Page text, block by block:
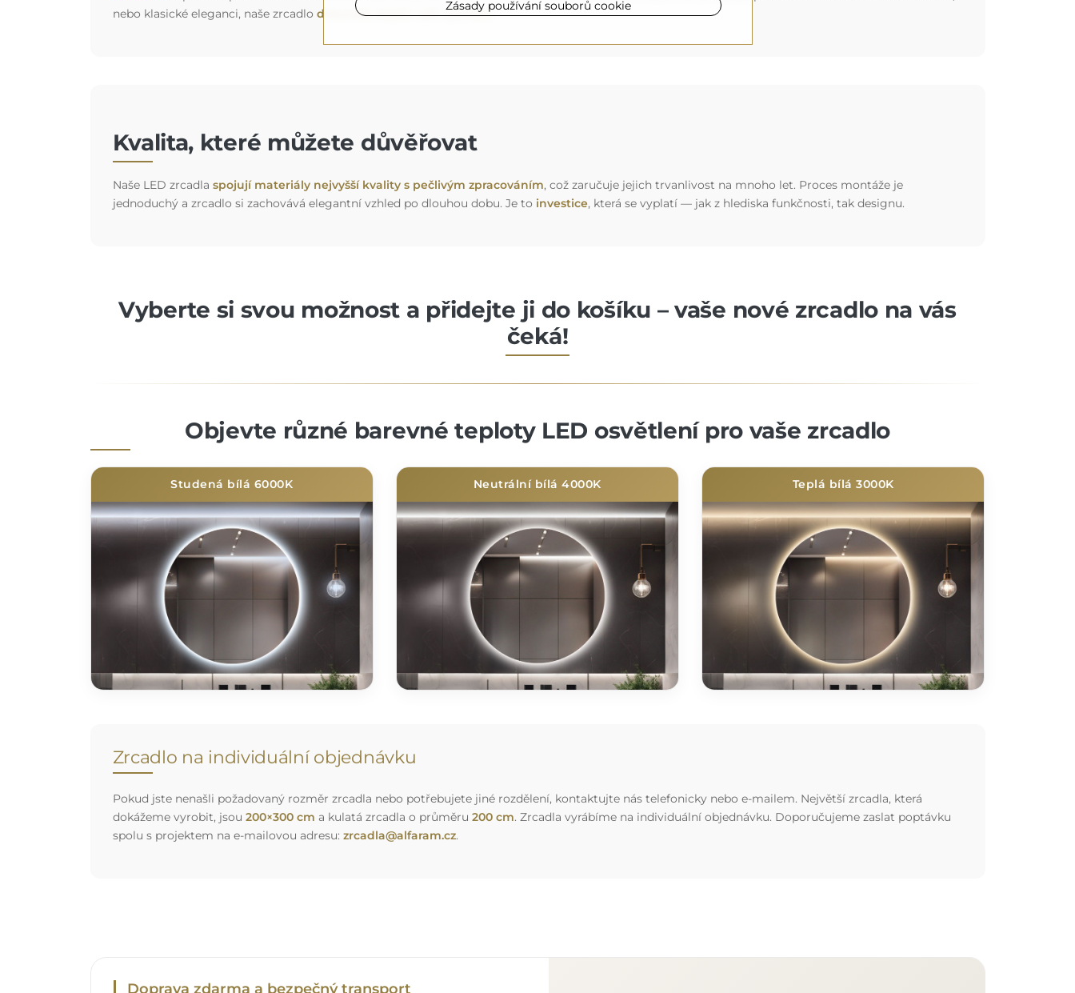
nebo klasické eleganci, naše zrcadlo dokonale doplní vaši výzdobu.
Kvalita, které můžete důvěřovat
Naše LED zrcadla spojují materiály nejvyšší kvality s pečlivým zpracováním, což zaručuje jejich trvanlivost na mnoho let. Proces montáže je
jednoduchý a zrcadlo si zachovává elegantní vzhled po dlouhou dobu. Je to investice, která se vyplatí — jak z hlediska funkčnosti, tak designu.
Vyberte si svou možnost a přidejte ji do košíku – vaše nové zrcadlo na vás
čeká!
Objevte různé barevné teploty LED osvětlení pro vaše zrcadlo
Studená bílá 6000K Neutrální bílá 4000K Teplá bílá 3000K
Zrcadlo na individuální objednávku
Pokud jste nenašli požadovaný rozměr zrcadla nebo potřebujete jiné rozdělení, kontaktujte nás telefonicky nebo e-mailem. Největší zrcadla, která
dokážeme vyrobit, jsou 200×300 cm a kulatá zrcadla o průměru 200 cm. Zrcadla vyrábíme na individuální objednávku. Doporučujeme zaslat poptávku
spolu s projektem na e-mailovou adresu: zrcadla@alfaram.cz.
Doprava zdarma a bezpečný transport
Zásady používání souborů cookie